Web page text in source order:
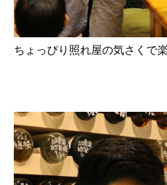
ちょっぴり照れ屋の気さくで